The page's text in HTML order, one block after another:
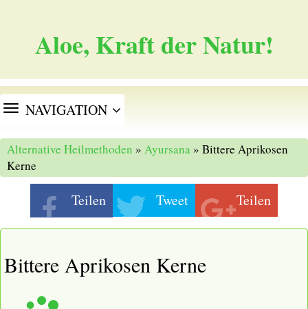
Aloe, Kraft der Natur!
TOGGLE
NAVIGATION
Alternative Heilmethoden » Ayursana » Bittere Aprikosen
Kerne
Teilen Tweet Teilen
Bittere Aprikosen Kerne